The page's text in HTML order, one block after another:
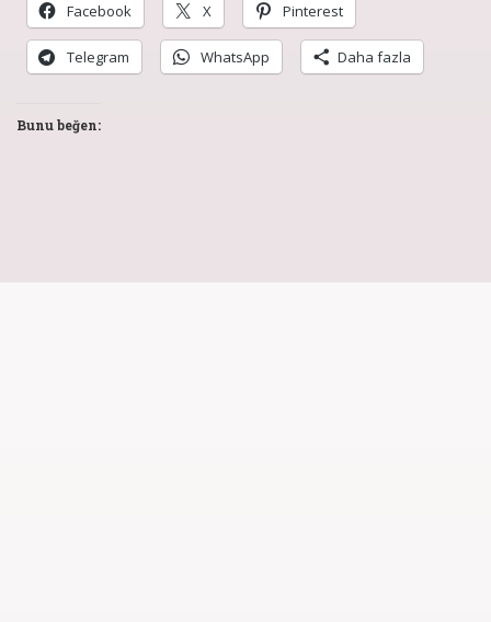
Facebook X Pinterest
Telegram WhatsApp Daha fazla
Bunu beğen: